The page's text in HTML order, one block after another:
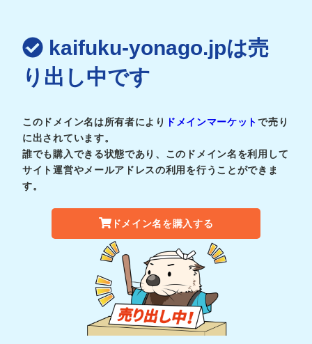
kaifuku-yonago.jpは売
り出し中です
このドメイン名は所有者により ドメインマーケットで売り
に出されています。
誰でも購入できる状態であり、このドメイン名を利用して
サイト運営やメールアドレスの利用を行うことができま
す。
ドメイン名を購入する